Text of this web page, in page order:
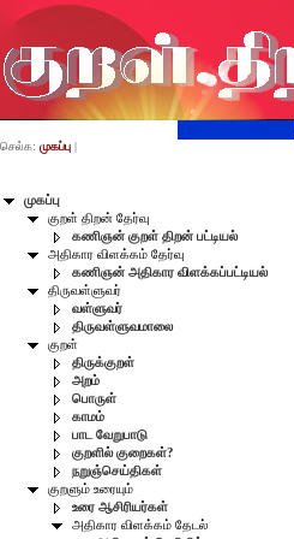
முகப்பு
குறள் திறன் தேர்வு
கணிஞன் குறள் திறன் பட்டியல்
அதிகார விளக்கம் தேர்வு
கணிஞன் அதிகார விளக்கப்பட்டியல்
திருவள்ளுவர்
வள்ளுவர்
திருவள்ளுவமாலை
குறள்
திருக்குறள்
அறம்
பொருள்
காமம்
பாட வேறுபாடு
குறளில் குறைகள்?
நறுஞ்செய்திகள்
குறளும் உரையும்
உரை ஆசிரியர்கள்
அதிகார விளக்கம் தேடல்
செல்க: முகப்பு |